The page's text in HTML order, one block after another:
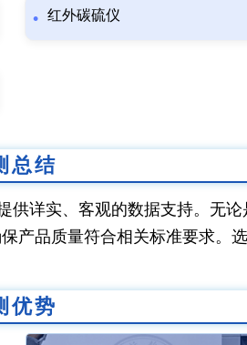
红外碳硫仪
总结
详实、客观的数据支持。无
产品质量符合相关标准要求。
优势